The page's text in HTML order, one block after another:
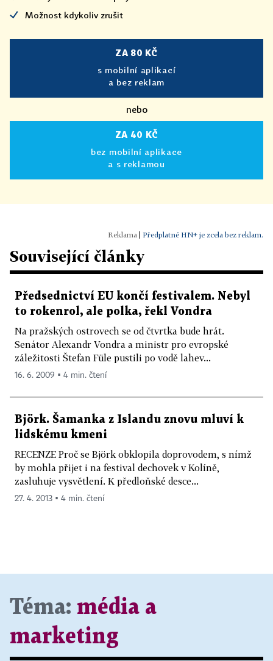
Možnost kdykoliv zrušit
ZA 80 KČ
s mobilní aplikací
a bez reklam
nebo
ZA 40 KČ
bez mobilní aplikace
a s reklamou
Předplatné HN+ je zcela bez reklam.
Související články
Předsednictví EU končí festivalem. Nebyl
to rokenrol, ale polka, řekl Vondra
Na pražských ostrovech se od čtvrtka bude hrát.
Senátor Alexandr Vondra a ministr pro evropské
záležitosti Štefan Füle pustili po vodě lahev...
16. 6. 2009 ▪ 4 min. čtení
Björk. Šamanka z Islandu znovu mluví k
lidskému kmeni
RECENZE Proč se Björk obklopila doprovodem, s nímž
by mohla přijet i na festival dechovek v Kolíně,
zasluhuje vysvětlení. K předloňské desce...
27. 4. 2013 ▪ 4 min. čtení
Téma: média a
marketing